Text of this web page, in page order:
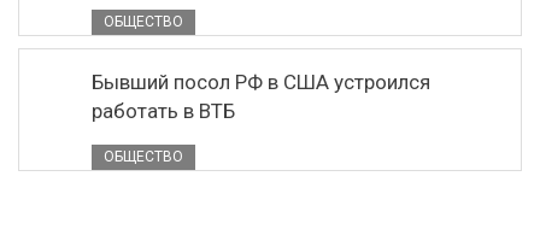
ОБЩЕСТВО
Бывший посол РФ в США устроился
работать в ВТБ
ОБЩЕСТВО